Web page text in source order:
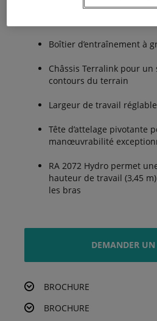
Boîtier d’entraînement à
Châssis Terralink pour
contours du terrain
Largeur de travail
Tête d’attelage pivotante
manœuvrabilité
RA 2072 Hydro permet
hauteur de travail (3,45
les bras
DEMANDER UN
BROCHURE
BROCHURE